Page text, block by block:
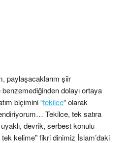
paylaşacaklarım şiir
benzemediğinden dolayı ortaya
biçimini “tekilce” olarak
Tekilce, tek satıra
devrik, serbest konulu
tek kelime” fikri dinimiz İslam’daki